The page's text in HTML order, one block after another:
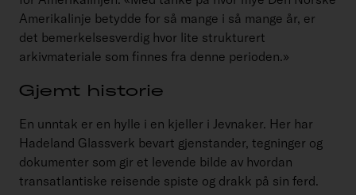
Amerikalinje betydde for så mange i så mange år, er
det bemerkelsesverdig hvor lite strukturert
arkivmateriale som finnes fra denne perioden.»
Gjemt historie
En unntak er en hylle i en kjeller i Jevnaker. Her har
Hadeland Glassverk bevart gjenstander, tegninger og
dokumenter som gir et levende bilde av hvordan
transatlantiske reisende spiste og drakk på sin ferd.